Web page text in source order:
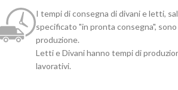
I tempi di consegna di divani e letti,
specificato "in pronta consegna",
produzione.
Letti e Divani hanno tempi di
lavorativi.